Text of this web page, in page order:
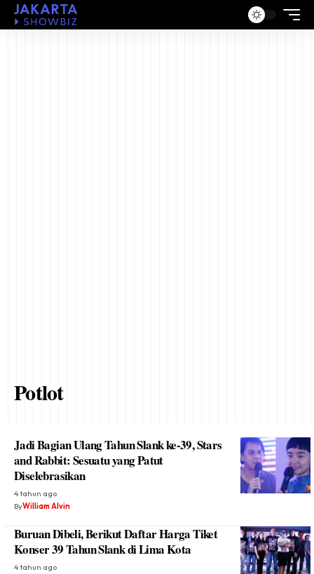
Potlot
Jadi Bagian Ulang Tahun Slank ke-39, Stars
and Rabbit: Sesuatu yang Patut
Diselebrasikan
4 tahun ago
ByWilliam Alvin
Buruan Dibeli, Berikut Daftar Harga Tiket
Konser 39 Tahun Slank di Lima Kota
4 tahun ago